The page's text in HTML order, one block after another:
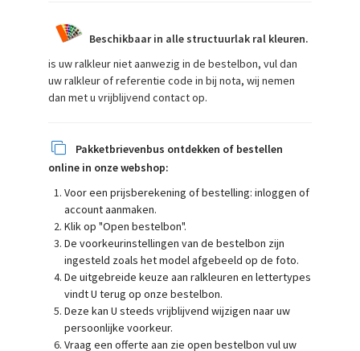
Beschikbaar in alle structuurlak ral kleuren.
is uw ralkleur niet aanwezig in de bestelbon, vul dan
uw ralkleur of referentie code in bij nota, wij nemen
dan met u vrijblijvend contact op.
Pakketbrievenbus ontdekken of bestellen
online in onze webshop:
Voor een prijsberekening of bestelling: inloggen of
account aanmaken.
Klik op "Open bestelbon".
De voorkeurinstellingen van de bestelbon zijn
ingesteld zoals het model afgebeeld op de foto.
De uitgebreide keuze aan ralkleuren en lettertypes
vindt U terug op onze bestelbon.
Deze kan U steeds vrijblijvend wijzigen naar uw
persoonlijke voorkeur.
Vraag een offerte aan zie open bestelbon vul uw